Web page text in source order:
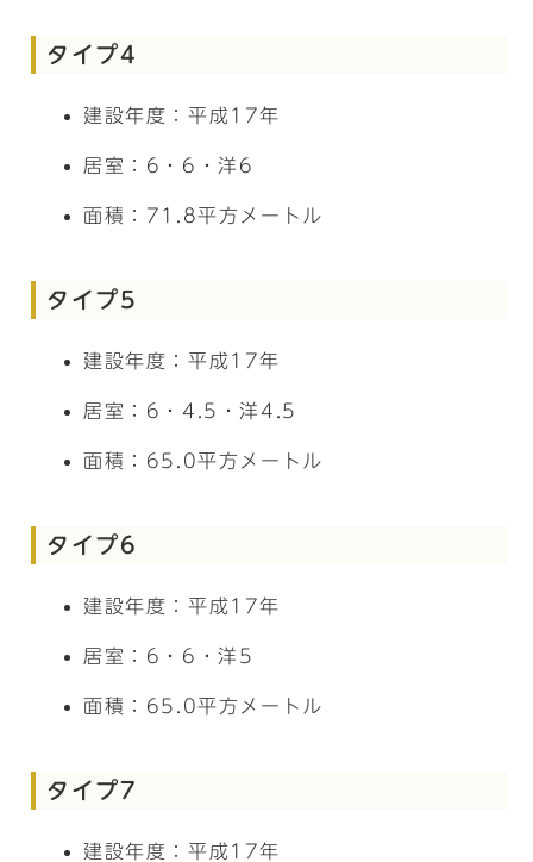
タイプ4
建設年度：平成17年
居室：6・6・洋6
面積：71.8平方メートル
タイプ5
建設年度：平成17年
居室：6・4.5・洋4.5
面積：65.0平方メートル
タイプ6
建設年度：平成17年
居室：6・6・洋5
面積：65.0平方メートル
タイプ7
建設年度：平成17年